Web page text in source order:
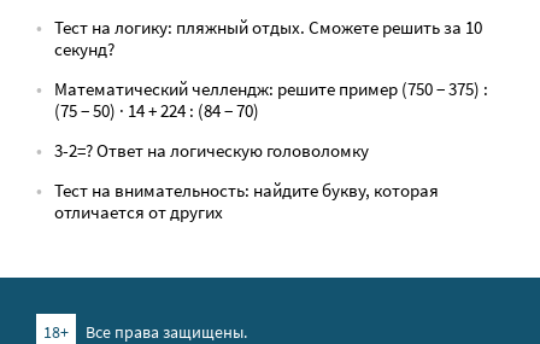
Тест на логику: пляжный отдых. Сможете решить за 10
секунд?
Математический челлендж: решите пример (750 − 375) :
(75 − 50) · 14 + 224 : (84 − 70)
3-2=? Ответ на логическую головоломку
Тест на внимательность: найдите букву, которая
отличается от других
18+
Все права защищены.